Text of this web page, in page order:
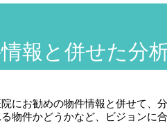
報と併せた分
にお勧めの物件情報と併せて、
物件かどうかなど、ビジョンに